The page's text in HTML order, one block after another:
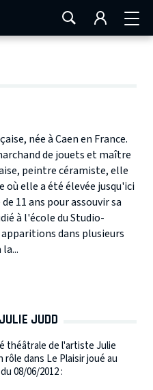
LA ROCHELLE
née à Caen en France.
de jouets et maître
peintre céramiste, elle
elle a été élevée jusqu'ici
11 ans pour assouvir sa
à l'école du Studio-
dans plusieurs
JUDD
théâtrale de l'artiste Julie
dans Le Plaisir joué au
08/06/2012 :